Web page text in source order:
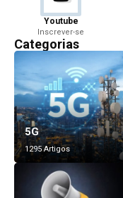
Youtube
Inscrever-se
Categorias
5G
1295 Artigos